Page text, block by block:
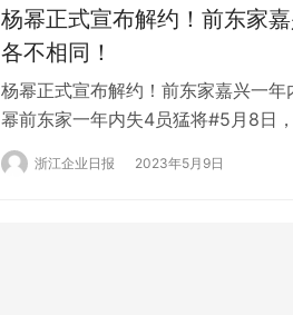
杨幂正式宣布解约！前东家
各不相同！
杨幂正式宣布解约！前东家嘉兴一
幂前东家一年内失4员猛将#5月8日
消息。杨幂终于正式宣布解约嘉行
有各的未来。嘉行传媒同步发声:我
浙江企业日报 2023年5月9日